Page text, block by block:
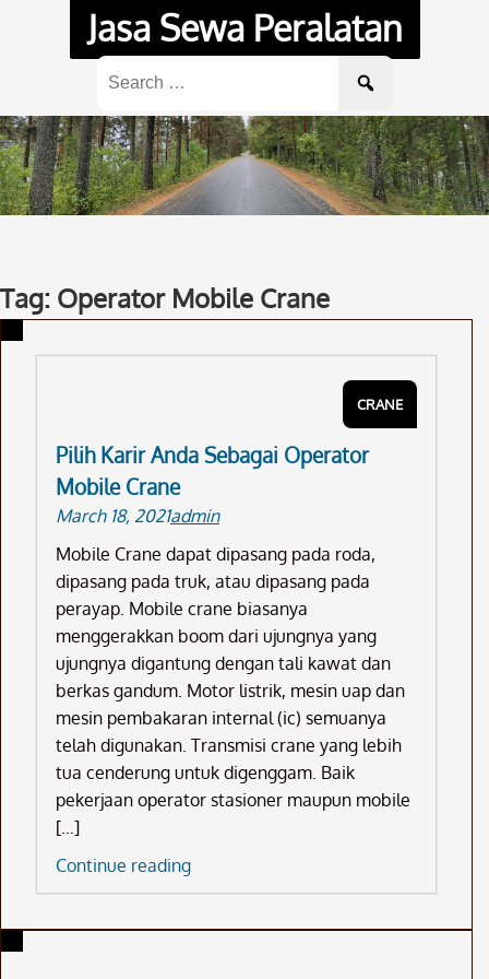
Jasa Sewa Peralatan
for:
Tag: Operator Mobile Crane
CRANE
Pilih Karir Anda Sebagai Operator
Mobile Crane
March 18, 2021admin
Mobile Crane dapat dipasang pada roda,
dipasang pada truk, atau dipasang pada
perayap. Mobile crane biasanya
menggerakkan boom dari ujungnya yang
ujungnya digantung dengan tali kawat dan
berkas gandum. Motor listrik, mesin uap dan
mesin pembakaran internal (ic) semuanya
telah digunakan. Transmisi crane yang lebih
tua cenderung untuk digenggam. Baik
pekerjaan operator stasioner maupun mobile
[…]
Continue readingPilih
Karir